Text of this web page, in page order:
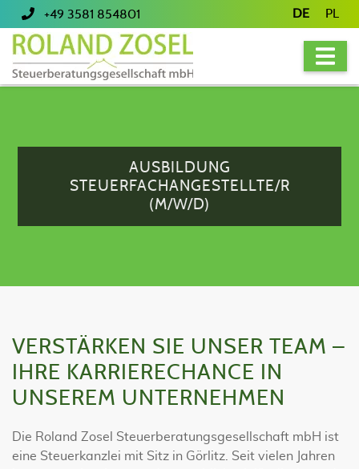
+49 3581 854801 DE PL
AUSBILDUNG
STEUERFACHANGESTELLTE/R
(M/W/D)
VERSTÄRKEN SIE UNSER TEAM –
IHRE KARRIERECHANCE IN
UNSEREM UNTERNEHMEN
Die Roland Zosel Steuerberatungsgesellschaft mbH ist
eine Steuerkanzlei mit Sitz in Görlitz. Seit vielen Jahren